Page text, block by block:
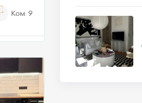
Ком. 9